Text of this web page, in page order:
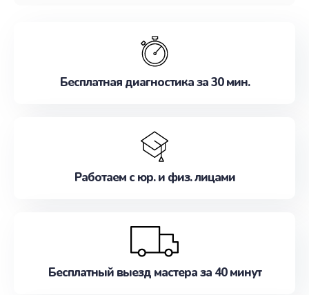
наилучшим образом. Не медлите записаться на
Бесплатная диагностика за 30 мин.
Работаем с юр. и физ. лицами
Бесплатный выезд мастера за 40 минут